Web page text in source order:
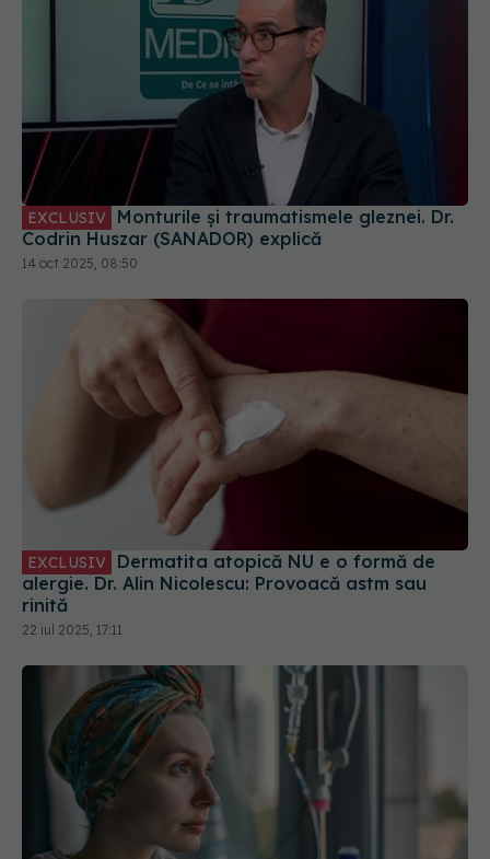
EXCLUSIV
Codrin Huszar (SANADOR) explică
14 oct 2025, 08:50
EXCLUSIV
alergie. Dr. Alin Nicolescu: Provoacă astm sau
rinită
22 iul 2025, 17:11